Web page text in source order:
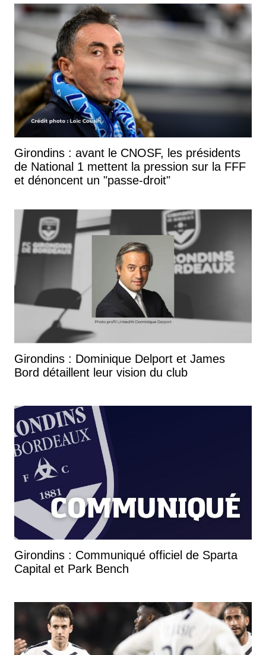
Girondins : avant le CNOSF, les présidents
de National 1 mettent la pression sur la FFF
et dénoncent un "passe-droit"
Girondins : Dominique Delport et James
Bord détaillent leur vision du club
Girondins : Communiqué officiel de Sparta
Capital et Park Bench